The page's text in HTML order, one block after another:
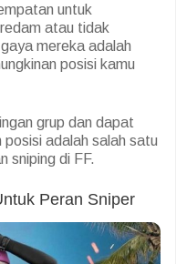
untuk
atau tidak
mereka adalah
posisi kamu
grup dan dapat
adalah salah satu
sniping di FF.
Peran Sniper